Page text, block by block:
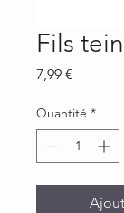
Fils
7,99 €
Quantité *